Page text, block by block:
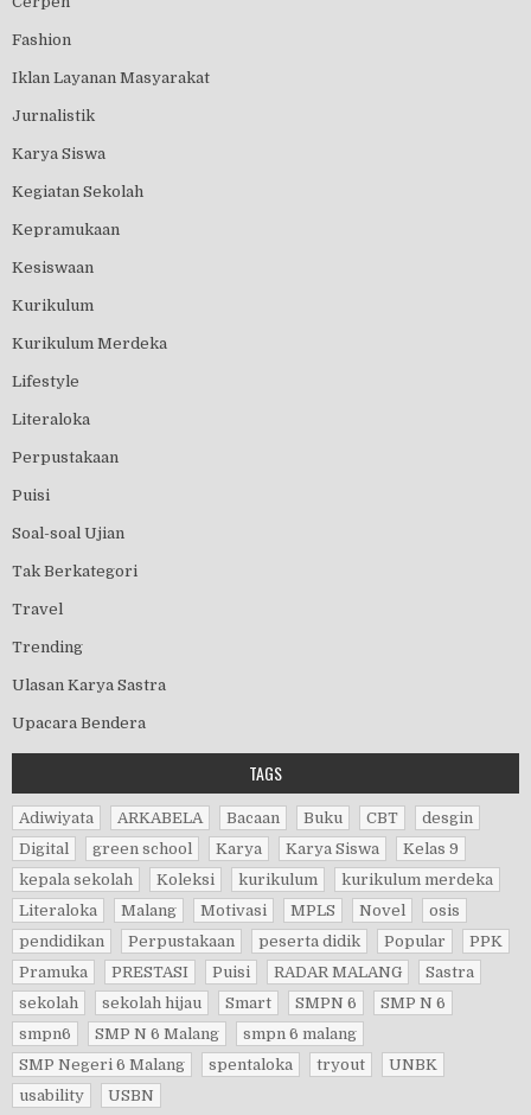
Fashion
Iklan Layanan Masyarakat
Jurnalistik
Karya Siswa
Kegiatan Sekolah
Kepramukaan
Kesiswaan
Kurikulum
Kurikulum Merdeka
Lifestyle
Literaloka
Perpustakaan
Puisi
Soal-soal Ujian
Tak Berkategori
Travel
Trending
Ulasan Karya Sastra
Upacara Bendera
TAGS
Adiwiyata ARKABELA Bacaan Buku CBT
desgin
Digital
green school Karya Karya Siswa
Kelas 9
kepala sekolah
Koleksi kurikulum
kurikulum merdeka
Literaloka
Malang Motivasi MPLS Novel
osis
pendidikan
Perpustakaan peserta didik Popular
PPK
Pramuka
PRESTASI Puisi RADAR MALANG
Sastra
sekolah
sekolah hijau Smart SMPN 6
SMP N 6
smpn6
SMP N 6 Malang
smpn 6 malang
SMP Negeri 6 Malang
spentaloka tryout
UNBK
usability
USBN